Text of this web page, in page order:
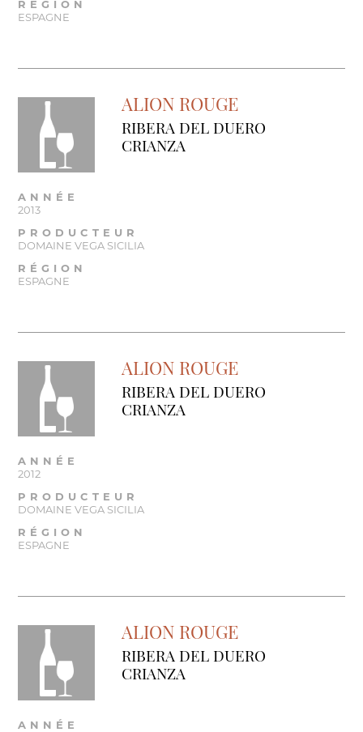
RÉGION
ESPAGNE
ALION ROUGE
RIBERA DEL DUERO
CRIANZA
ANNÉE
2013
PRODUCTEUR
DOMAINE VEGA SICILIA
RÉGION
ESPAGNE
ALION ROUGE
RIBERA DEL DUERO
CRIANZA
ANNÉE
2012
PRODUCTEUR
DOMAINE VEGA SICILIA
RÉGION
ESPAGNE
ALION ROUGE
RIBERA DEL DUERO
CRIANZA
ANNÉE